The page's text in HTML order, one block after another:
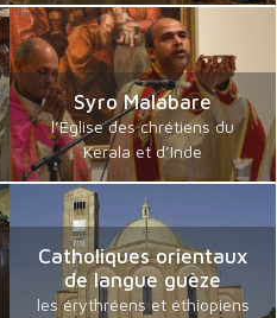
Syro Malabare
l’Eglise des chrétiens du
Kerala et d’Inde
Catholiques orientaux
de langue guèze
les érythréens et éthiopiens